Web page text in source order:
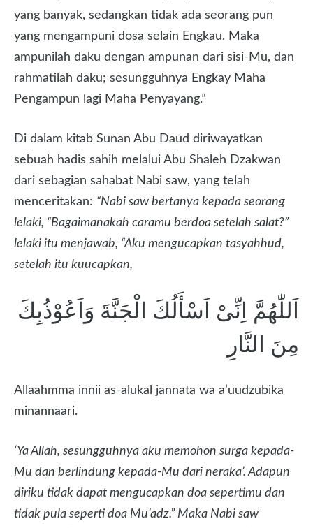
yang banyak, sedangkan tidak ada seorang pun
yang mengampuni dosa selain Engkau. Maka
ampunilah daku dengan ampunan dari sisi-Mu, dan
rahmatilah daku; sesungguhnya Engkay Maha
Pengampun lagi Maha Penyayang.”
Di dalam kitab Sunan Abu Daud diriwayatkan
sebuah hadis sahih melalui Abu Shaleh Dzakwan
dari sebagian sahabat Nabi saw, yang telah
menceritakan: “Nabi saw bertanya kepada seorang
lelaki, “Bagaimanakah caramu berdoa setelah salat?”
lelaki itu menjawab, “Aku mengucapkan tasyahhud,
setelah itu kuucapkan,
اَللّٰهُمَّ اِنِّىْ اَسْأَلُكَ الْجَنَّةَ وَاَعُوْذُبِكَ
مِنَ النَّارِ
Allaahmma innii as-alukal jannata wa a’uudzubika
minannaari.
‘Ya Allah, sesungguhnya aku memohon surga kepada-
Mu dan berlindung kepada-Mu dari neraka’. Adapun
diriku tidak dapat mengucapkan doa sepertimu dan
tidak pula seperti doa Mu’adz.” Maka Nabi saw